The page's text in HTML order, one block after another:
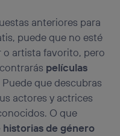
anteriores para
puede que no esté
artista favorito, pero
películas
Puede que descubras
actores y actrices
O que
de género